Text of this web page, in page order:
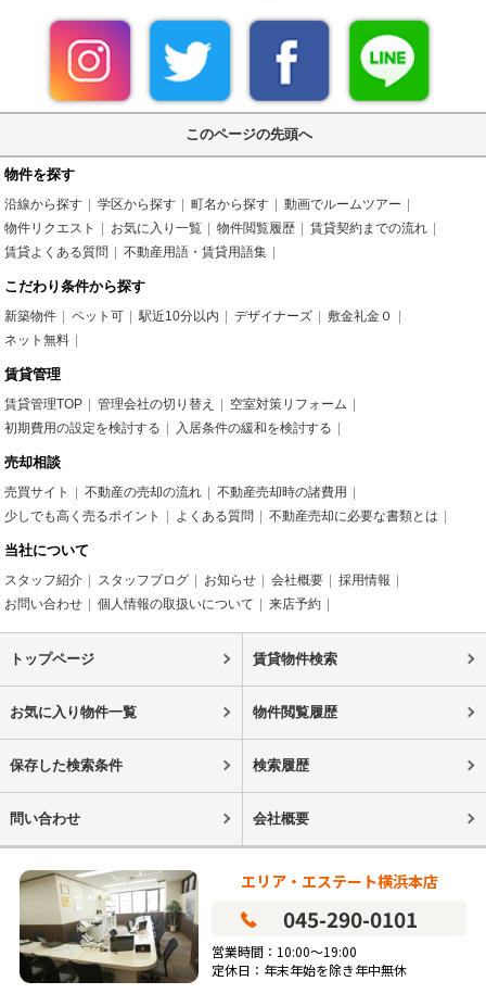
このページの先頭へ
物件を探す
沿線から探す 学区から探す 町名から探す
動画でルームツアー
物件リクエスト
お気に入り一覧 物件閲覧履歴
賃貸契約までの流れ
賃貸よくある質問
不動産用語・賃貸用語集
こだわり条件から探す
新築物件 ペット可 駅近10分以内 デザイナーズ
敷金礼金０
ネット無料
賃貸管理
賃貸管理TOP 管理会社の切り替え
空室対策リフォーム
初期費用の設定を検討する
入居条件の緩和を検討する
売却相談
売買サイト 不動産の売却の流れ
不動産売却時の諸費用
少しでも高く売るポイント
よくある質問 不動産売却に必要な書類とは
当社について
スタッフ紹介 スタッフブログ お知らせ 会社概要
採用情報
お問い合わせ
個人情報の取扱いについて 来店予約
トップページ 賃貸物件検索
お気に入り物件一覧 物件閲覧履歴
保存した検索条件 検索履歴
問い合わせ 会社概要
エリア・エステート横浜本店
045-290-0101
営業時間：10:00～19:00
定休日：年末年始を除き年中無休